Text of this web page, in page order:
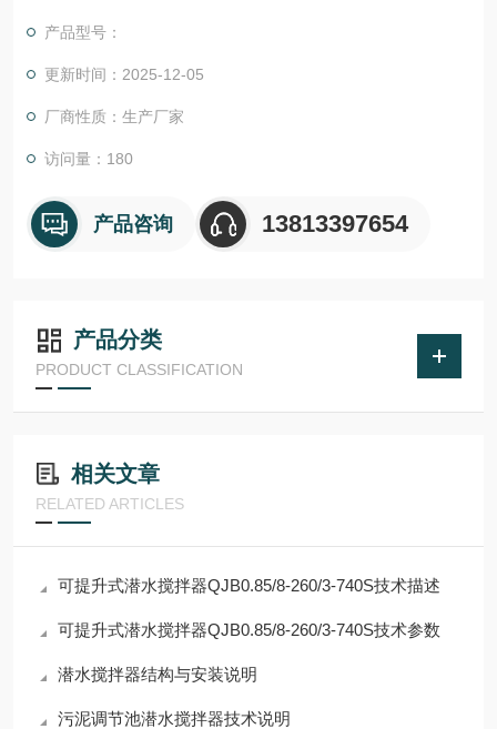
提升支架、提升葫芦、不锈钢提升链和吊钩等）。
产品型号：
更新时间：2025-12-05
厂商性质：生产厂家
访问量：180
产品咨询 13813397654
产品分类
PRODUCT CLASSIFICATION
相关文章
RELATED ARTICLES
可提升式潜水搅拌器QJB0.85/8-260/3-740S技术描述
可提升式潜水搅拌器QJB0.85/8-260/3-740S技术参数
潜水搅拌器结构与安装说明
污泥调节池潜水搅拌器技术说明